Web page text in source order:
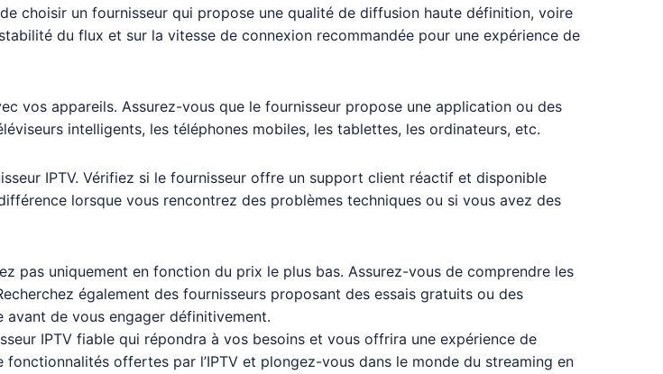
choisir un fournisseur qui propose une qualité de diffusion haute définition, voire
du flux et sur la vitesse de connexion recommandée pour une expérience de
vos appareils. Assurez-vous que le fournisseur propose une application ou des
intelligents, les téléphones mobiles, les tablettes, les ordinateurs, etc.
IPTV. Vérifiez si le fournisseur offre un support client réactif et disponible
lorsque vous rencontrez des problèmes techniques ou si vous avez des
pas uniquement en fonction du prix le plus bas. Assurez-vous de comprendre les
également des fournisseurs proposant des essais gratuits ou des
de vous engager définitivement.
IPTV fiable qui répondra à vos besoins et vous offrira une expérience de
offertes par l’IPTV et plongez-vous dans le monde du streaming en